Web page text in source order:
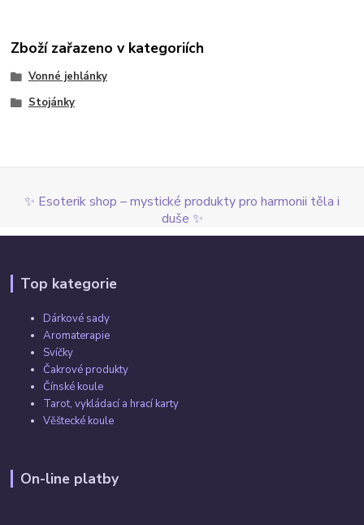
Zboží zařazeno v kategoriích
Vonné jehlánky
Stojánky
✨ Esoterik shop – mystické produkty pro harmonii těla i
duše ✨
Top kategorie
Dárkové sady
Aromaterapie
Svíčky
Čakrové produkty
Čínské koule
Tarot, vykládací a hrací karty
Věštecké koule
On-line platby